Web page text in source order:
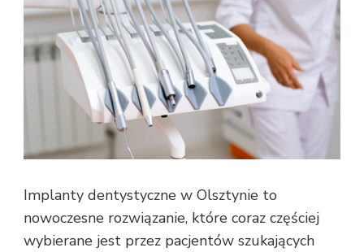
Implanty dentystyczne w Olsztynie to
nowoczesne rozwiązanie, które coraz częściej
wybierane jest przez pacjentów szukających